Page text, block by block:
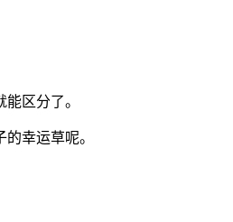
区分了。
幸运草呢。